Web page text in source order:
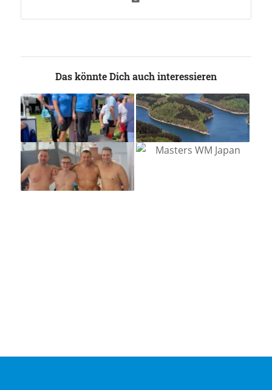
Das könnte Dich auch interessieren